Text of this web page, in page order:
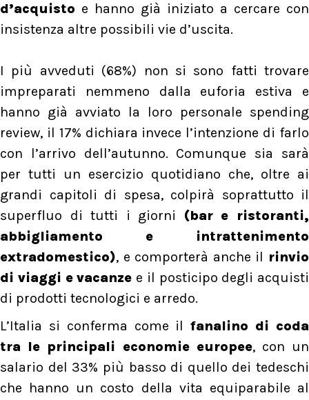
d’acquisto e hanno già iniziato a cercare con
insistenza altre possibili vie d’uscita.
I più avveduti (68%) non si sono fatti trovare
impreparati nemmeno dalla euforia estiva e
hanno già avviato la loro personale spending
review, il 17% dichiara invece l’intenzione di farlo
con l’arrivo dell’autunno. Comunque sia sarà
per tutti un esercizio quotidiano che, oltre ai
grandi capitoli di spesa, colpirà soprattutto il
superfluo di tutti i giorni (bar e ristoranti,
abbigliamento e intrattenimento
extradomestico), e comporterà anche il rinvio
di viaggi e vacanze e il posticipo degli acquisti
di prodotti tecnologici e arredo.
L’Italia si conferma come ilfanalino di coda
tra le principali economie europee, con un
salario del 33% più basso di quello dei tedeschi
che hanno un costo della vita equiparabile al